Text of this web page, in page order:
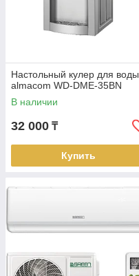
Настольный кулер для воды
almacom WD-DME-35BN
В наличии
32 000 ₸
Купить